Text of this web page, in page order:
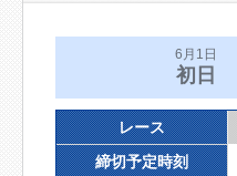
6月1日
初日
レース
締切予定時刻